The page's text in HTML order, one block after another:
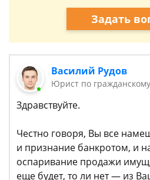
Задать
Василий Рудов
Юрист по
Здравствуйте.
Честно говоря, Вы все
и признание банкротом, и
оспаривание продажи
еще будет, то ли нет — из